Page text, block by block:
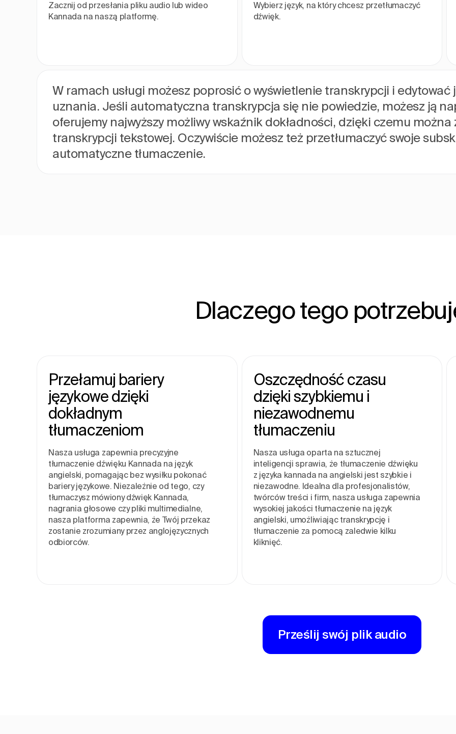
Zacznij od przesłania pliku audio lub wideo
Kannada na naszą platformę.
Wybierz język, na który chcesz przetłumaczyć
dźwięk.
W ramach usługi możesz poprosić o wyświetlenie transkrypcji i edytować
uznania. Jeśli automatyczna transkrypcja się nie powiedzie, możesz ją
oferujemy najwyższy możliwy wskaźnik dokładności, dzięki czemu
transkrypcji tekstowej. Oczywiście możesz też przetłumaczyć swoje
automatyczne tłumaczenie.
Dlaczego tego
Przełamuj bariery
językowe dzięki
dokładnym
tłumaczeniom
Nasza usługa zapewnia precyzyjne
tłumaczenie dźwięku Kannada na język
angielski, pomagając bez wysiłku pokonać
bariery językowe. Niezależnie od tego, czy
tłumaczysz mówiony dźwięk Kannada,
nagrania głosowe czy pliki multimedialne,
nasza platforma zapewnia, że Twój przekaz
zostanie zrozumiany przez anglojęzycznych
odbiorców.
Oszczędność czasu
dzięki szybkiemu i
niezawodnemu
tłumaczeniu
Nasza usługa oparta na sztucznej
inteligencji sprawia, że tłumaczenie dźwięku
z języka kannada na angielski jest szybkie i
niezawodne. Idealna dla profesjonalistów,
twórców treści i firm, nasza usługa zapewnia
wysokiej jakości tłumaczenie na język
angielski, umożliwiając transkrypcję i
tłumaczenie za pomocą zaledwie kilku
kliknięć.
Prześlij swój plik audio